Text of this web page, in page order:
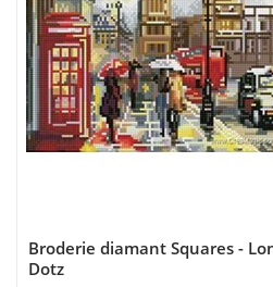
Broderie diamant Squares -
Dotz